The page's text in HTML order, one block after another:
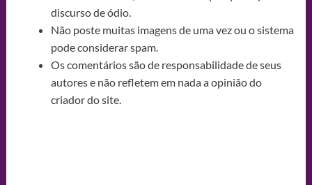
discurso de ódio.
Não poste muitas imagens de uma vez ou o sistema
pode considerar spam.
Os comentários são de responsabilidade de seus
autores e não refletem em nada a opinião do
criador do site.